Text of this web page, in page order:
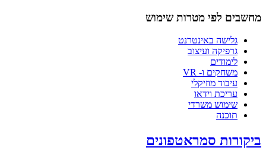
מחשבים לפי מטרות שימוש
גלישה באינטרנט
גרפיקה ועיצוב
לימודים
משחקים ו- VR
עיבוד מוזיקלי
עריכת וידאו
שימוש משרדי
תוכנה
ביקורות סמראטפונים